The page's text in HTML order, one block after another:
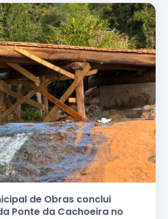
de Obras conclui
Ponte da Cachoeira no